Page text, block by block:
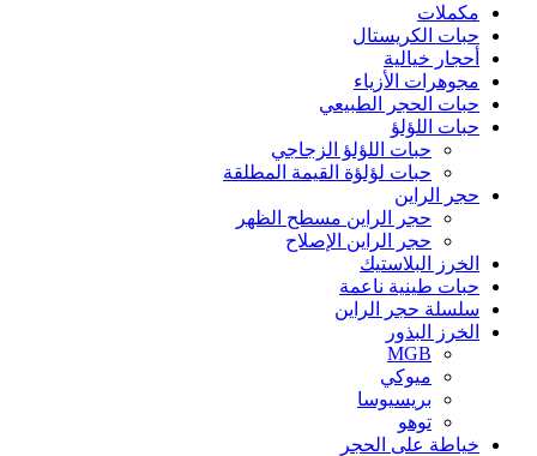
مكملات
حبات الكريستال
أحجار خيالية
مجوهرات الأزياء
حبات الحجر الطبيعي
حبات اللؤلؤ
حبات اللؤلؤ الزجاجي
حبات لؤلؤة القيمة المطلقة
حجر الراين
حجر الراين مسطح الظهر
حجر الراين الإصلاح
الخرز البلاستيك
حبات طينية ناعمة
سلسلة حجر الراين
الخرز البذور
MGB
ميوكي
بريسيوسا
توهو
خياطة على الحجر